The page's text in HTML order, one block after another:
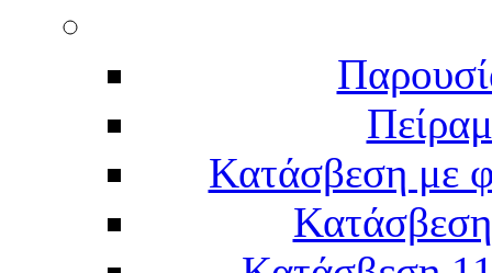
Κατάσβεση με